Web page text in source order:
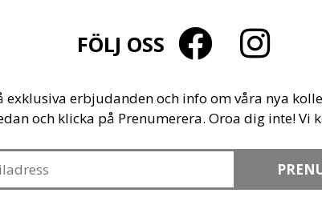
FÖLJ OSS
exklusiva erbjudanden och info om våra nya
och klicka på Prenumerera. Oroa dig inte! Vi